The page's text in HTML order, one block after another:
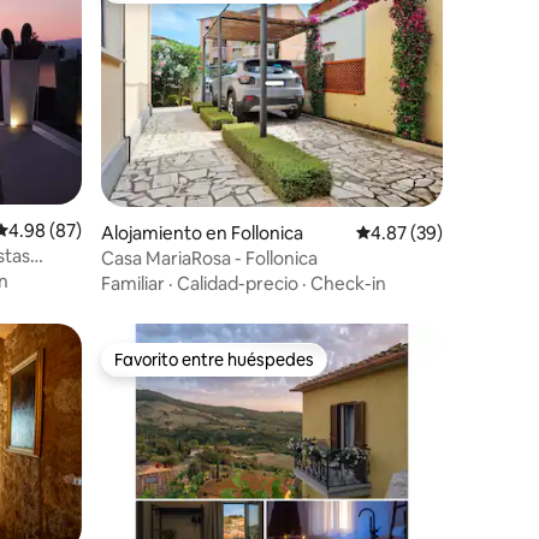
promedio: 4.98 de 5, 87 reseñas
4.98 (87)
Alojamiento en Follonica Calificación
4.87 (39)
Casa MariaRosa - Follonica
Familiar · Calidad-precio · Check-in
Favorito entre huéspedes
Favorito entre huéspedes